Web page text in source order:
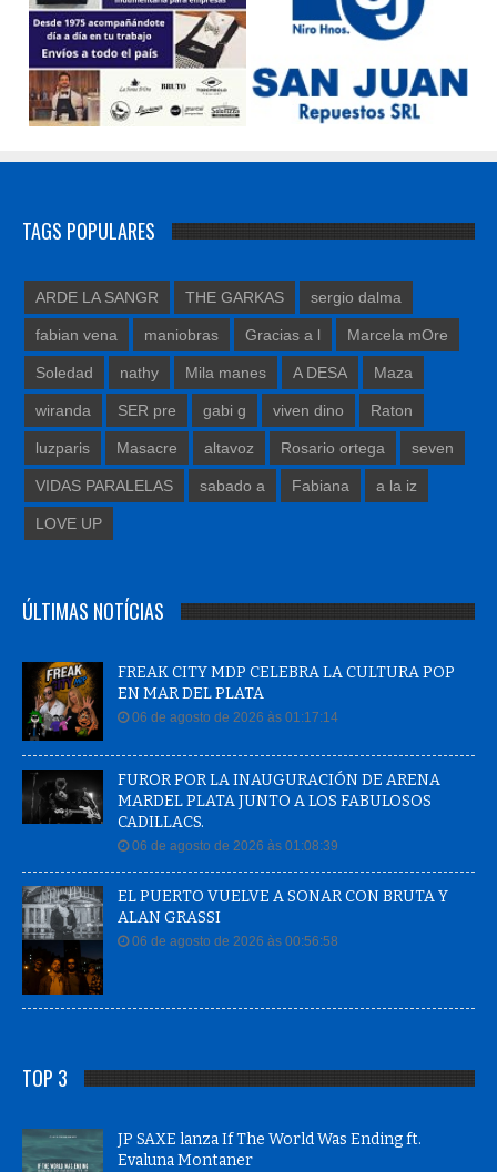
TAGS POPULARES
ARDE LA SANGR THE GARKAS sergio dalma
fabian vena maniobras Gracias a l Marcela mOre
Soledad nathy Mila manes A DESA Maza
wiranda SER pre gabi g viven dino Raton
luzparis Masacre altavoz Rosario ortega seven
VIDAS PARALELAS sabado a Fabiana a la iz
LOVE UP
ÚLTIMAS NOTÍCIAS
FREAK CITY MDP CELEBRA LA CULTURA POP
EN MAR DEL PLATA
06 de agosto de 2026 às 01:17:14
FUROR POR LA INAUGURACIÓN DE ARENA
MARDEL PLATA JUNTO A LOS FABULOSOS
CADILLACS.
06 de agosto de 2026 às 01:08:39
EL PUERTO VUELVE A SONAR CON BRUTA Y
ALAN GRASSI
06 de agosto de 2026 às 00:56:58
TOP 3
JP SAXE lanza If The World Was Ending ft.
Evaluna Montaner